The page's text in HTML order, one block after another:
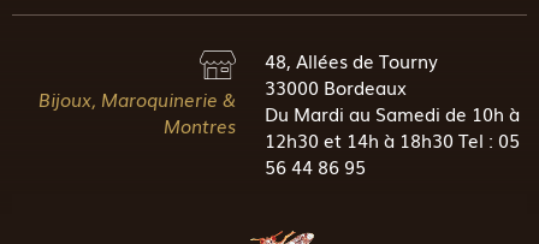
Bijoux, Maroquinerie &
Montres
48, Allées de Tourny
33000 Bordeaux
Du Mardi au Samedi de 10h à
12h30 et 14h à 18h30 Tel : 05
56 44 86 95